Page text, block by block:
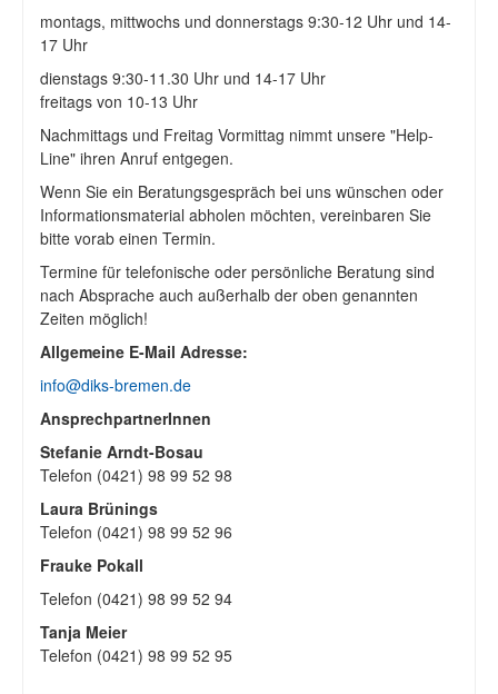
montags, mittwochs und donnerstags 9:30-12 Uhr und 14-
17 Uhr
dienstags 9:30-11.30 Uhr und 14-17 Uhr
freitags von 10-13 Uhr
Nachmittags und Freitag Vormittag nimmt unsere "Help-
Line" ihren Anruf entgegen.
Wenn Sie ein Beratungsgespräch bei uns wünschen oder
Informationsmaterial abholen möchten, vereinbaren Sie
bitte vorab einen Termin.
Termine für telefonische oder persönliche Beratung sind
nach Absprache auch außerhalb der oben genannten
Zeiten möglich!
Allgemeine E-Mail Adresse:
info@diks-bremen.de
AnsprechpartnerInnen
Stefanie Arndt-Bosau
Telefon (0421) 98 99 52 98
Laura Brünings
Telefon (0421) 98 99 52 96
Frauke Pokall
Telefon (0421) 98 99 52 94
Tanja Meier
Telefon (0421) 98 99 52 95